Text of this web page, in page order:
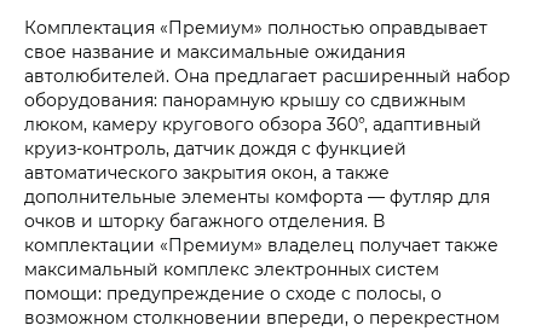
Комплектация «Премиум» полностью оправдывает
свое название и максимальные ожидания
автолюбителей. Она предлагает расширенный набор
оборудования: панорамную крышу со сдвижным
люком, камеру кругового обзора 360°, адаптивный
круиз-контроль, датчик дождя с функцией
автоматического закрытия окон, а также
дополнительные элементы комфорта — футляр для
очков и шторку багажного отделения. В
комплектации «Премиум» владелец получает также
максимальный комплекс электронных систем
помощи: предупреждение о сходе с полосы, о
возможном столкновении впереди, о перекрестном